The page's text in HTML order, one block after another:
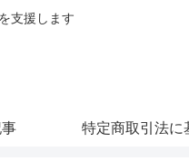
支援します